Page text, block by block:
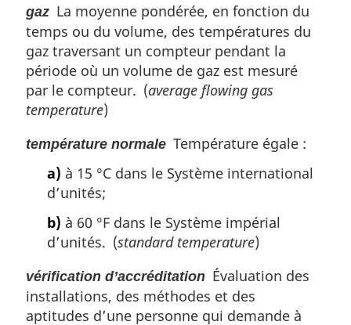
gaz La moyenne pondérée, en fonction du
temps ou du volume, des températures du
gaz traversant un compteur pendant la
période où un volume de gaz est mesuré
par le compteur. (average flowing gas
temperature)
température normale Température égale :
a) à 15 °C dans le Système international
d’unités;
b) à 60 °F dans le Système impérial
d’unités. (standard temperature)
vérification d’accréditation Évaluation des
installations, des méthodes et des
aptitudes d’une personne qui demande à